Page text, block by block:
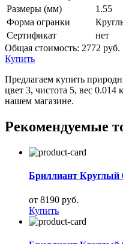
Размеры (мм)
1.55
Форма огранки
Сертификат
нет
Общая стоимость: 2772 руб.
Купить
Предлагаем купить
цвет 3, чистота 5, вес 0.014
нашем магазине.
Рекомендуемые
Бриллиант Круглый
от 8190 руб.
Купить